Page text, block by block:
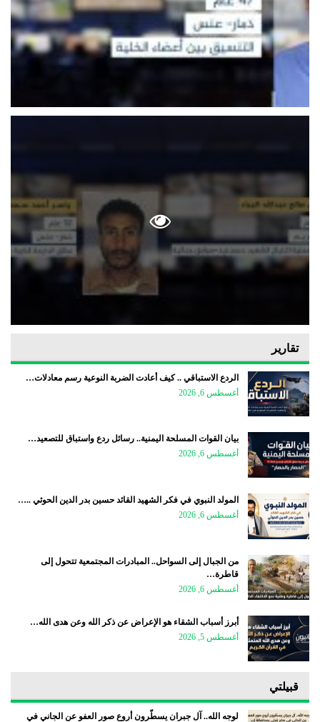
تقارير
الردع الاستباقي .. كيف أعادت الضربة النوعية رسم معادلات…
أغسطس 6, 2026
بيان القوات المسلحة اليمنية.. رسائل ردع واستباق للتصعيد…
أغسطس 6, 2026
المولد النبوي في فكر الشهيد القائد حسين بدر الدين الحوثي ..…
أغسطس 6, 2026
من الجبال إلى السواحل.. المبادرات المجتمعية تتحول إلى
قاطرة…
أغسطس 6, 2026
أبرز أسباب الشقاء هو الإعراض عن ذكر الله وعن هدى الله…
أغسطس 5, 2026
قبيلتي
لوجه الله.. آل جبران يسطّرون أروع صور العفو عن الجاني في